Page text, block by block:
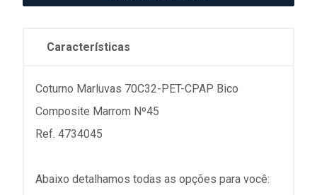
Características
Coturno Marluvas 70C32-PET-CPAP Bico
Composite Marrom Nº45
Ref. 4734045
Abaixo detalhamos todas as opções para você: